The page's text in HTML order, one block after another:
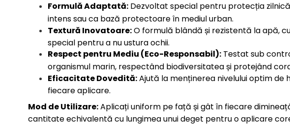
Formulă Adaptată: Dezvoltat special pentru protecția
intens sau ca bază protectoare în mediul urban.
Textură Inovatoare:O formulă blândă și rezistentă la apă,
special pentru a nu ustura ochii.
Respect pentru Mediu (Eco-Responsabil): Testat sub
organismul marin, respectând biodiversitatea și protejând
Eficacitate Dovedită:Ajută la menținerea nivelului optim de
fiecare aplicare.
Mod de Utilizare:Aplicați uniform pe față și gât în fiecare
cantitate echivalentă cu lungimea unui deget pentru o aplicare